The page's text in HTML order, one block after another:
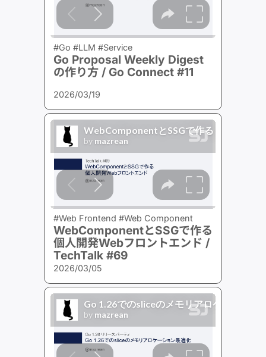
#Go #LLM #Service
Go Proposal Weekly Digest
の作り方 / Go Connect #11
2026/03/19
#Web Frontend #Web Component
WebComponentとSSGで作る
個人開発Webフロントエンド /
TechTalk #69
2026/03/05